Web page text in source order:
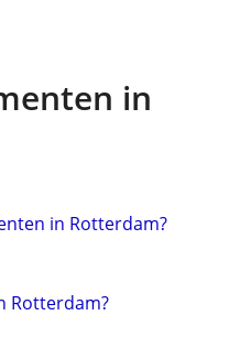
in
in Rotterdam?
Rotterdam?